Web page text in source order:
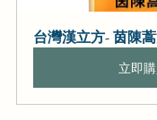
台灣漢立方- 茵陳
立即